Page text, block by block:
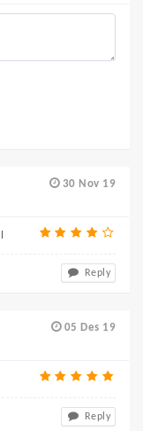
30 Nov 19
Reply
05 Des 19
Reply